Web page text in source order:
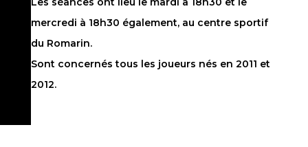
mercredi à 18h30 également, au centre sportif
du Romarin.
Sont concernés tous les joueurs nés en 2011 et
2012.